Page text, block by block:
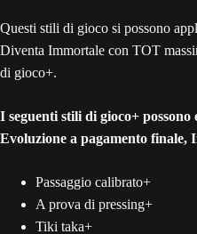
Questi stili di gioco si possono
Diventa Immortale con TOT
di gioco+.
I seguenti stili di gioco+
Evoluzione a pagamento finale,
Passaggio calibrato+
A prova di pressing+
Tiki taka+